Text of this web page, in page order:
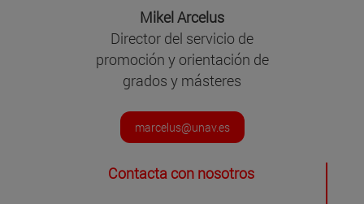
Mikel Arcelus
Director del servicio de
promoción y orientación de
grados y másteres
marcelus@unav.es
Contacta con nosotros